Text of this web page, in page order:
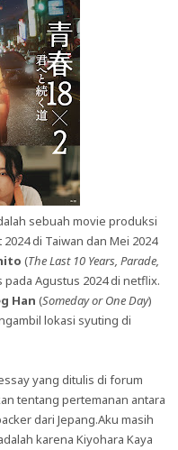
sebuah movie produksi
di Taiwan dan Mei 2024
(The Last 10 Years, Parade,
Agustus 2024 di netflix.
Han (Someday or One Day)
lokasi syuting di
yang ditulis di forum
tentang pertemanan antara
dari Jepang.Aku masih
karena Kiyohara Kaya